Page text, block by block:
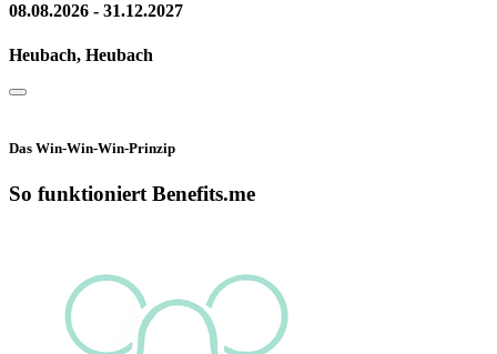
08.08.2026 - 31.12.2027
Heubach, Heubach
Das Win-Win-Win-Prinzip
So funktioniert Benefits.me